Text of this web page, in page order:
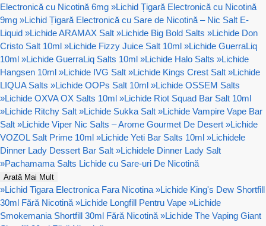
Electronică cu Nicotină 6mg »Lichid Țigară Electronică cu Nicotină
9mg »Lichid Țigară Electronică cu Sare de Nicotină – Nic Salt E-
Liquid »Lichide ARAMAX Salt »Lichide Big Bold Salts »Lichide Don
Cristo Salt 10ml »Lichide Fizzy Juice Salt 10ml »Lichide GuerraLiq
10ml »Lichide GuerraLiq Salts 10ml »Lichide Halo Salts »Lichide
Hangsen 10ml »Lichide IVG Salt »Lichide Kings Crest Salt »Lichide
LIQUA Salts »Lichide OOPs Salt 10ml »Lichide OSSEM Salts
»Lichide OXVA OX Salts 10ml »Lichide Riot Squad Bar Salt 10ml
»Lichide Ritchy Salt »Lichide Sukka Salt »Lichide Vampire Vape Bar
Salt »Lichide Viper Nic Salts – Arome Gourmet De Desert »Lichide
VOZOL Salt Prime 10ml »Lichide Yeti Bar Salts 10ml »Lichidele
Dinner Lady Dessert Bar Salt »Lichidele Dinner Lady Salt
»Pachamama Salts Lichide cu Sare-uri De Nicotină
Arată Mai Mult
»Lichid Tigara Electronica Fara Nicotina »Lichide King's Dew Shortfill
30ml Fără Nicotină »Lichide Longfill Pentru Vape »Lichide
Smokemania Shortfill 30ml Fără Nicotină »Lichide The Vaping Giant